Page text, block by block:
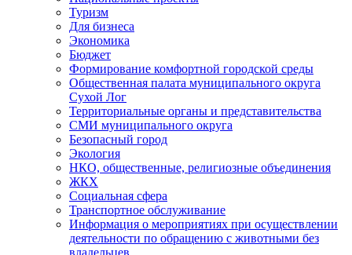
Туризм
Для бизнеса
Экономика
Бюджет
Формирование комфортной городской среды
Общественная палата муниципального округа
Сухой Лог
Территориальные органы и представительства
СМИ муниципального округа
Безопасный город
Экология
НКО, общественные, религиозные объединения
ЖКХ
Социальная сфера
Транспортное обслуживание
Информация о мероприятиях при осуществлении
деятельности по обращению с животными без
владельцев